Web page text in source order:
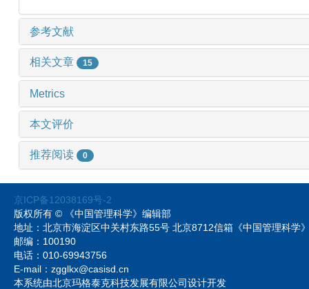
参考文献
相关文章 15
Metrics
本文评价
推荐阅读 0
京ICP备12038169号-2
版权所有 © 《中国管理科学》编辑部
地址：北京市海淀区中关村东路55号 北京8712信箱《中国管理科
邮编：100190
电话：010-69943756
E-mail：zgglkx@casisd.cn
本系统由北京玛格泰克科技发展有限公司设计开发